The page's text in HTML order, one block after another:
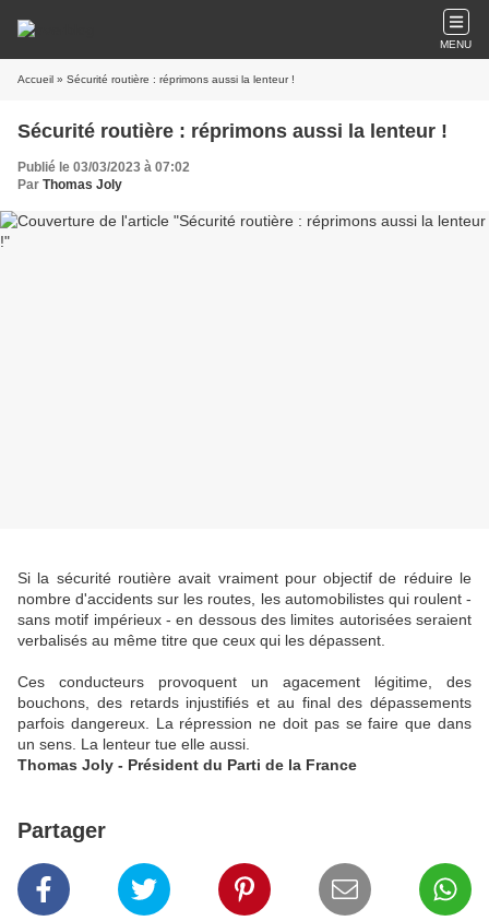
MENU
Accueil » Sécurité routière : réprimons aussi la lenteur !
Sécurité routière : réprimons aussi la lenteur !
Publié le 03/03/2023 à 07:02
Par Thomas Joly
Si la sécurité routière avait vraiment pour objectif de réduire le
nombre d'accidents sur les routes, les automobilistes qui roulent -
sans motif impérieux - en dessous des limites autorisées seraient
verbalisés au même titre que ceux qui les dépassent.
Ces conducteurs provoquent un agacement légitime, des
bouchons, des retards injustifiés et au final des dépassements
parfois dangereux. La répression ne doit pas se faire que dans
un sens. La lenteur tue elle aussi.
Thomas Joly - Président du Parti de la France
Partager